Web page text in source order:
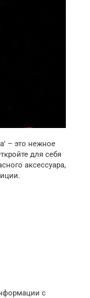
– это нежное
для себя
аксессуара,
с